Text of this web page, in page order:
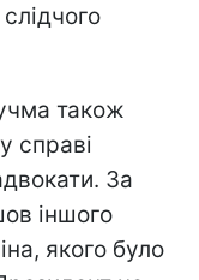
також
справі
За
іншого
якого було